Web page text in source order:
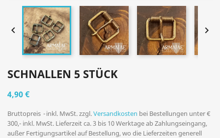
 
SCHNALLEN 5 STÜCK
4,90 €
Bruttopreis inkl. MwSt. zzgl.Versandkosten bei Bestellungen unter €
300,- inkl. MwSt. Lieferzeit ca. 3 bis 10 Werktage ab Zahlungseingang,
außer Fertigungsartikel auf Bestellung, wo die Lieferzeiten generell